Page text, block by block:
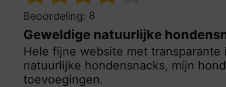
Beoordeling: 8
Geweldige natuurlijke
Hele fijne website met
natuurlijke hondensnacks, mijn
toevoegingen.